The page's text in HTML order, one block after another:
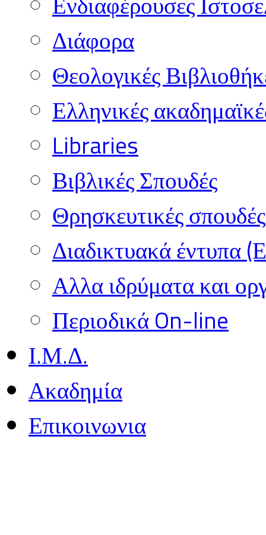
Διάφορα
Θεολογικές
Ελληνικές
Libraries
Βιβλικές Σπουδές
Θρησκευτικές
Διαδικτυακά έντυπα
Αλλα ιδρύματα και
Περιοδικά On-line
Ι.Μ.Δ.
Ακαδημία
Επικοινωνια